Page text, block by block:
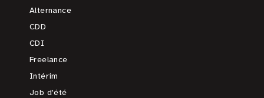
Alternance
CDD
CDI
Freelance
Intérim
Job d'été